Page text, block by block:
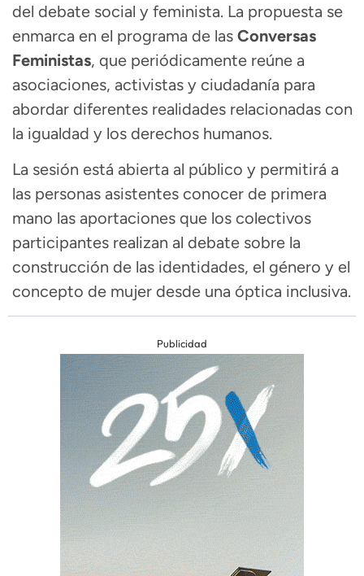
del debate social y feminista. La propuesta se
enmarca en el programa de las Conversas
Feministas, que periódicamente reúne a
asociaciones, activistas y ciudadanía para
abordar diferentes realidades relacionadas con
la igualdad y los derechos humanos.
La sesión está abierta al público y permitirá a
las personas asistentes conocer de primera
mano las aportaciones que los colectivos
participantes realizan al debate sobre la
construcción de las identidades, el género y el
concepto de mujer desde una óptica inclusiva.
Publicidad